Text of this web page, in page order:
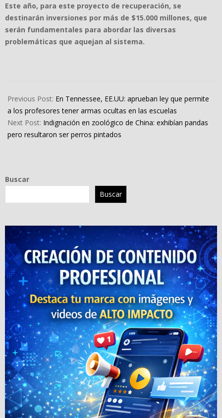
Este año, para este proyecto de recuperación, se
destinarán inversiones por más de $15.000 millones, que
serán fundamentales para abordar las diversas
problemáticas que aquejan al sistema.
05-
08
Previous Post: En Tennessee, EE.UU: aprueban ley que permite
a los profesores tener armas ocultas en las escuelas
Next Post: Indignación en zoológico de China: exhibían pandas
pero resultaron ser perros pintados
Buscar
Buscar